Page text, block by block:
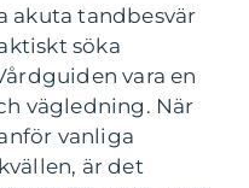
akuta tandbesvär
söka
vara en
vägledning. När
vanliga
är det